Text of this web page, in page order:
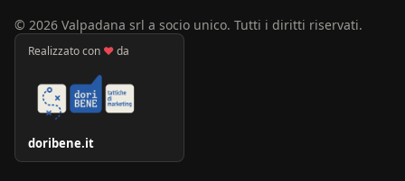
© 2026 Valpadana srl a socio unico. Tutti i diritti riservati.
Realizzato con ♥da
doribene.it